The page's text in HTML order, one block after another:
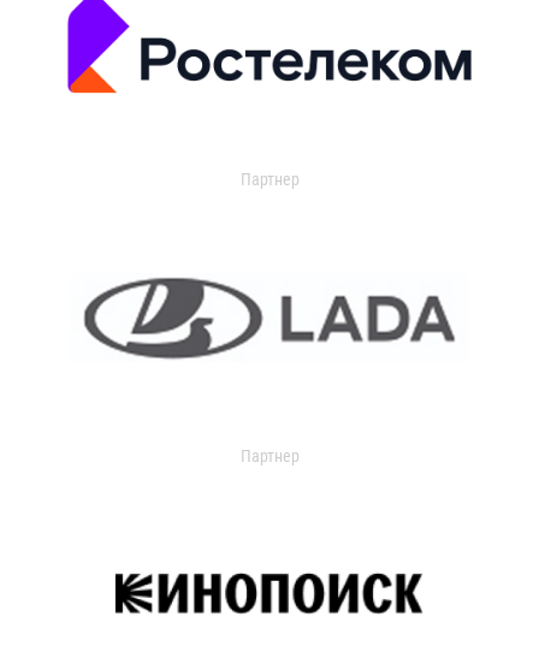
Партнер
Партнер